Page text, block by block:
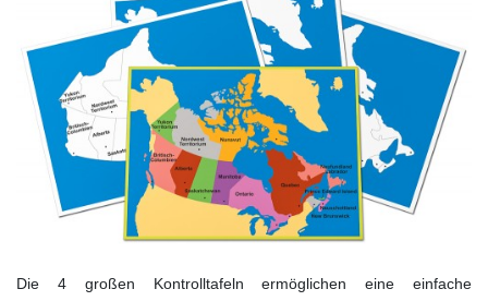
Die 4 großen Kontrolltafeln ermöglichen eine einfache